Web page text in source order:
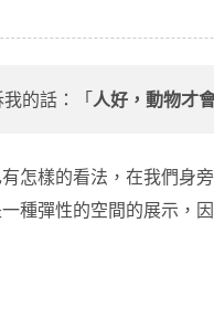
的話：「人好，動物才
怎樣的看法，在我們身
種彈性的空間的展示，